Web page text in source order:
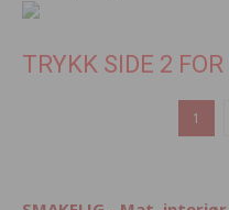
TRYKK SIDE 2
1